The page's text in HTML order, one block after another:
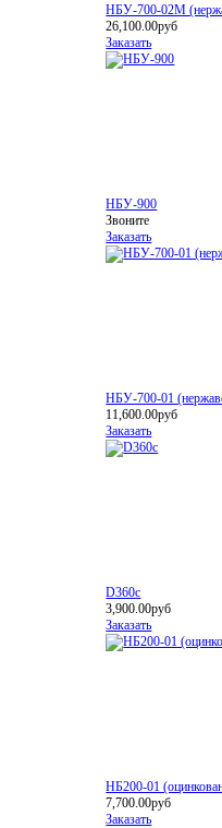
НБУ-700-02М
26,100.00руб
Заказать
НБУ-900
Звоните
Заказать
НБУ-700-01
11,600.00руб
Заказать
D360c
3,900.00руб
Заказать
НБ200-01
7,700.00руб
Заказать